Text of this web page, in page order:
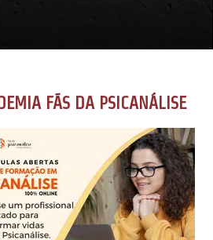
FÃS DA PSICANÁLISE